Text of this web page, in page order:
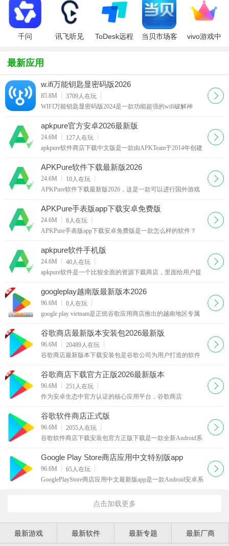
包2026最新
版
(Google
Play Store)
新版本
千问
讯飞听见
ToDesk远程
当贝市场客
vivo游戏中
最新应用
w.ifi万能钥匙显密码版2026
85.8M 3709人在玩
WIFI万能钥匙显密码版2024是一款功能超强的wifi破解神
能！广大用户破解wifi的必备神器。
下载
apkpure官方安卓2026最新版
24.6M 127人在玩
apkpure软件商店下载中文版是一款由APKTeam于2014年创建
的东西，应用内容丰富多样，所有下载作品保证100％不需要
下载
APKPure软件下载最新版2026
24.6M 10人在玩
APKPure软件下载最新版2026，这是一款可以进行国外游戏
的游戏或者是软件内容，你可以根据自己的爱好去进行
下载
APKPure手表版app下载安卓免费版
24.6M 8人在玩
APKPure手表版app下载安卓免费版是一款怎么样的软件？
软件，用户可以使用这款软件进行便捷的资源下载和使
下载
apkpure软件手机版
24.6M 40人在玩
apkpure软件是一个比较全面的资源下载商店，里面给用户提
载，快速下载apk，让您极速体验全新的内容，同时有
下载
googleplay越南版最新版本2026
96.6M 0人在玩
google play vietnam是正统谷歌应用商店推出的越南地区专属
拥有和原版商店一致的官方运行机制与基础服务
下载
谷歌商店最新版本安装包2026最新版
96.6M 20489人在玩
谷歌商店最新版本下载安装包是谷歌公司为用户打造的软件
有谷歌商店。GoogleplayStore谷歌商店app里面的软件非常多
下载
谷歌商店下载官方正版2026最新版本
96.6M 251 人在玩
作为安卓生态中官方认证的核心应用平台，谷歌商店
成为全球数十亿安卓用户获取优质数字资源的首选阵地。它
下载
谷歌软件商店正式版
96.6M 2055人在玩
谷歌软件商店下载安装包官方正版下载是一款全新Android系
店正式版为用户带来不少新功能,桌面更有时尚感
下载
Google Play Store商店应用中文特别版app
96.6M 65人在玩
GooglePlayStore商店应用中文最新版app是一款Android安卓系
下载
点击加载更多
最新游戏 最新软件 最新专题 最新厂商